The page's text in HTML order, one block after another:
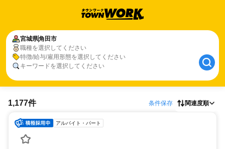
宮城県角田市
職種を選択してください
特徴/給与/雇用形態を選択してください
キーワードを選択してください
1,177件 条件保存 関連度順
アルバイト・パート